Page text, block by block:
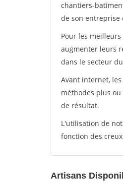
chantiers-
de son
Pour les
augmenter leurs
dans le secteur
Avant internet,
méthodes plus
de résultat.
L'utilisation de
fonction des
Artisans